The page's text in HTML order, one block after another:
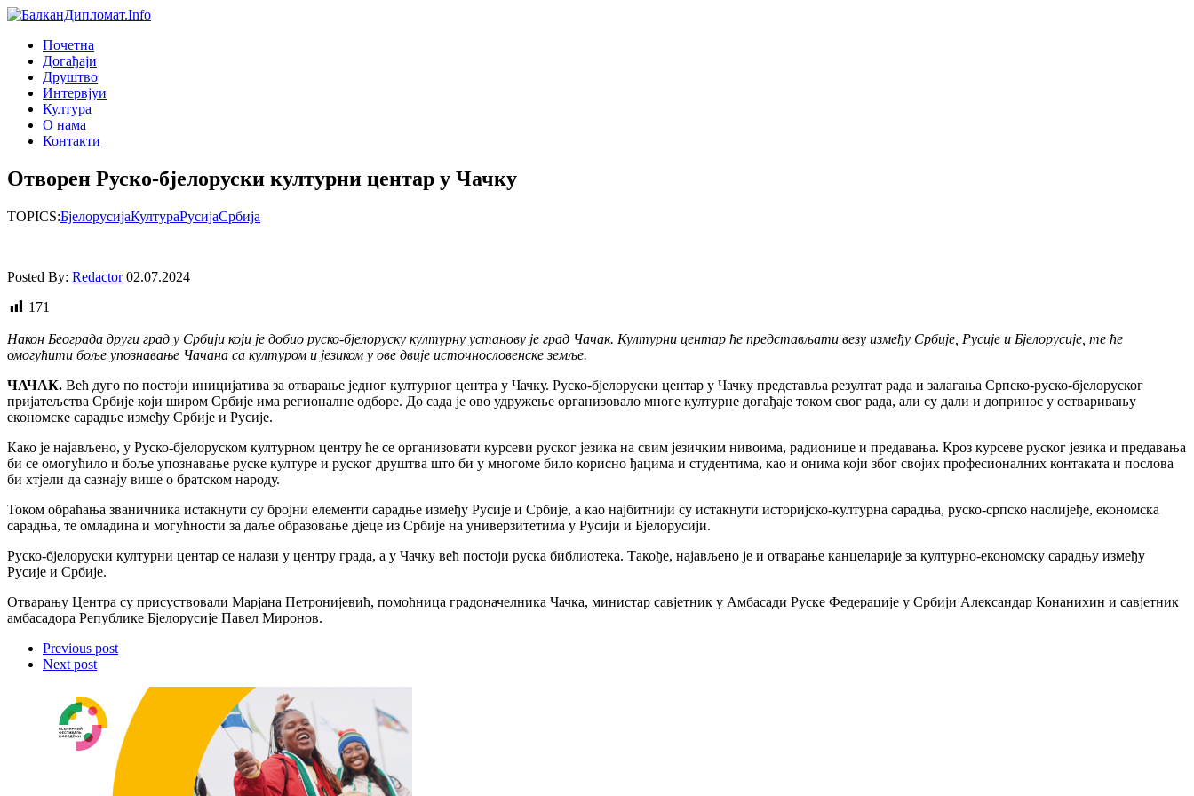
Почетна
Догађаjи
Друштво
Интервjуи
Култура
О нама
Контакти
Отворен Руско-бјелоруски културни центар у Чачку
TOPICS:БјелорусијаКултураРусијаСрбија
Posted By: Redactor 02.07.2024
171
Након Београда други град у Србији који је добио руско-бјелоруску културну установу је град Чачак. Културни центар ће представљати везу између Србије, Русије и Бјелорусије, те ће
омогућити боље упознавање Чачана са културом и језиком у ове двије источнословенске земље.
ЧАЧАК. Већ дуго по постоји иницијатива за отварање једног културног центра у Чачку. Руско-бјелоруски центар у Чачку представља резултат рада и залагања Српско-руско-бјелоруског
пријатељства Србије који широм Србије има регионалне одборе. До сада је ово удружење организовало многе културне догађаје током свог рада, али су дали и допринос у остваривању
економске сарадње између Србије и Русије.
Како је најављено, у Руско-бјелоруском културном центру ће се организовати курсеви руског језика на свим језичким нивоима, радионице и предавања. Кроз курсеве руског језика и предавања
би се омогућило и боље упознавање руске културе и руског друштва што би у многоме било корисно ђацима и студентима, као и онима који због својих професионалних контаката и послова
би хтјели да сазнају више о братском народу.
Током обраћања званичника истакнути су бројни елементи сарадње између Русије и Србије, а као најбитнији су истакнути историјско-културна сарадња, руско-српско наслијеђе, економска
сарадња, те омладина и могућности за даље образовање дјеце из Србије на универзитетима у Русији и Бјелорусији.
Руско-бјелоруски културни центар се налази у центру града, а у Чачку већ постоји руска библиотека. Такође, најављено је и отварање канцеларије за културно-економску сарадњу између
Русије и Србије.
Отварању Центра су присуствовали Марјана Петронијевић, помоћница градоначелника Чачка, министар савјетник у Амбасади Руске Федерације у Србији Александар Конанихин и савјетник
амбасадора Републике Бјелорусије Павел Миронов.
Previous post
Next post